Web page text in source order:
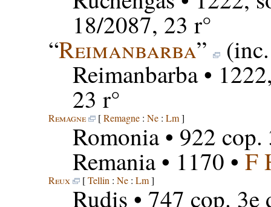
18/2087, 23 r°
“Reimanbarba”
Reimanbarba•
23 r°
Remagne [Remagne: Ne: Lm]
Romonia• 922 cop.
Remania• 1170 •F
Reux [Tellin : Ne: Lm]
Rudis • 747 cop. 3e